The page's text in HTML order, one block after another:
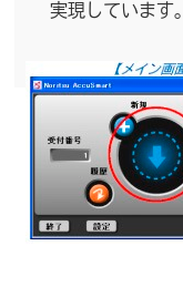
実現しています。